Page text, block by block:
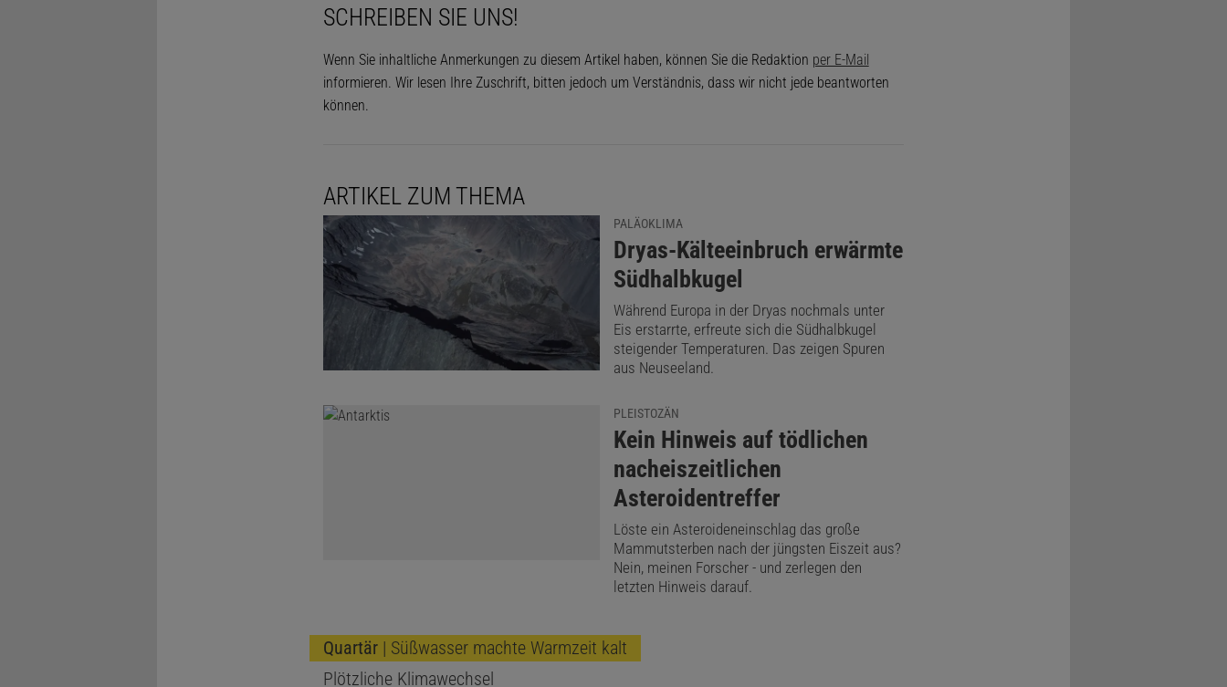
SCHREIBEN SIE UNS!
Wenn Sie inhaltliche Anmerkungen zu diesem Artikel haben, können Sie die Redaktion per E-Mail
informieren. Wir lesen Ihre Zuschrift, bitten jedoch um Verständnis, dass wir nicht jede beantworten
können.
ARTIKEL ZUM THEMA
PALÄOKLIMA
:
Dryas-Kälteeinbruch erwärmte
Südhalbkugel
Während Europa in der Dryas nochmals unter
Eis erstarrte, erfreute sich die Südhalbkugel
steigender Temperaturen. Das zeigen Spuren
aus Neuseeland.
PLEISTOZÄN
:
Kein Hinweis auf tödlichen
nacheiszeitlichen
Asteroidentreffer
Löste ein Asteroideneinschlag das große
Mammutsterben nach der jüngsten Eiszeit aus?
Nein, meinen Forscher - und zerlegen den
letzten Hinweis darauf.
Quartär| Süßwasser machte Warmzeit kalt
Plötzliche Klimawechsel